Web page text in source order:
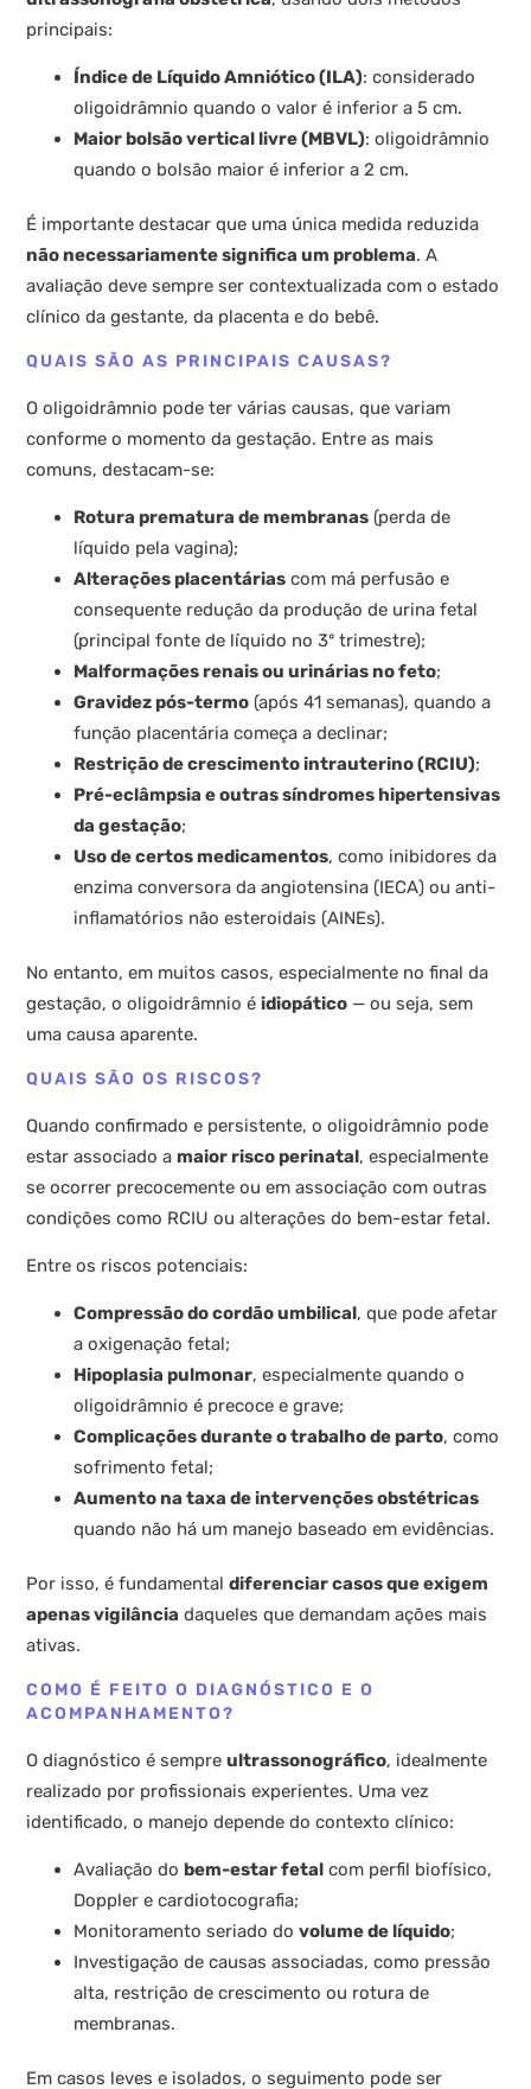
principais:
Índice de Líquido Amniótico (ILA): considerado
oligoidrâmnio quando o valor é inferior a 5 cm.
Maior bolsão vertical livre (MBVL): oligoidrâmnio
quando o bolsão maior é inferior a 2 cm.
É importante destacar que uma única medida reduzida
não necessariamente significa um problema. A
avaliação deve sempre ser contextualizada com o estado
clínico da gestante, da placenta e do bebê.
QUAIS SÃO AS PRINCIPAIS CAUSAS?
O oligoidrâmnio pode ter várias causas, que variam
conforme o momento da gestação. Entre as mais
comuns, destacam-se:
Rotura prematura de membranas (perda de
líquido pela vagina);
Alterações placentárias com má perfusão e
consequente redução da produção de urina fetal
(principal fonte de líquido no 3º trimestre);
Malformações renais ou urinárias no feto;
Gravidez pós-termo (após 41 semanas), quando a
função placentária começa a declinar;
Restrição de crescimento intrauterino (RCIU);
Pré-eclâmpsia e outras síndromes hipertensivas
da gestação;
Uso de certos medicamentos, como inibidores da
enzima conversora da angiotensina (IECA) ou anti-
inflamatórios não esteroidais (AINEs).
No entanto, em muitos casos, especialmente no final da
gestação, o oligoidrâmnio éidiopático — ou seja, sem
uma causa aparente.
QUAIS SÃO OS RISCOS?
Quando confirmado e persistente, o oligoidrâmnio pode
estar associado amaior risco perinatal, especialmente
se ocorrer precocemente ou em associação com outras
condições como RCIU ou alterações do bem-estar fetal.
Entre os riscos potenciais:
Compressão do cordão umbilical, que pode afetar
a oxigenação fetal;
Hipoplasia pulmonar, especialmente quando o
oligoidrâmnio é precoce e grave;
Complicações durante o trabalho de parto, como
sofrimento fetal;
Aumento na taxa de intervenções obstétricas
quando não há um manejo baseado em evidências.
Por isso, é fundamentaldiferenciar casos que exigem
apenas vigilância daqueles que demandam ações mais
ativas.
COMO É FEITO O DIAGNÓSTICO E O
ACOMPANHAMENTO?
O diagnóstico é sempreultrassonográfico, idealmente
realizado por profissionais experientes. Uma vez
identificado, o manejo depende do contexto clínico:
Avaliação do bem-estar fetal com perfil biofísico,
Doppler e cardiotocografia;
Monitoramento seriado dovolume de líquido;
Investigação de causas associadas, como pressão
alta, restrição de crescimento ou rotura de
membranas.
Em casos leves e isolados, o seguimento pode ser